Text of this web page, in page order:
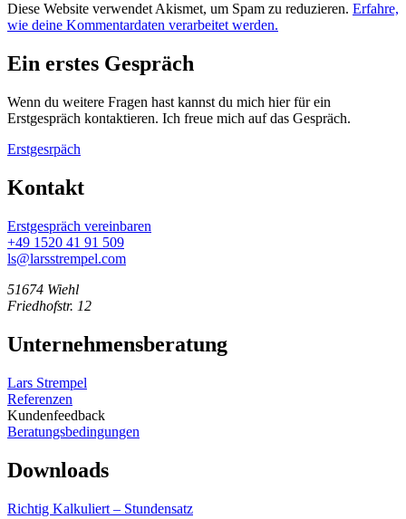
Diese Website verwendet Akismet, um Spam zu reduzieren. Erfahre,
wie deine Kommentardaten verarbeitet werden.
Ein erstes Gespräch
Wenn du weitere Fragen hast kannst du mich hier für ein
Erstgespräch kontaktieren. Ich freue mich auf das Gespräch.
Erstgesrpäch
Kontakt
Erstgespräch vereinbaren
+49 1520 41 91 509
ls@larsstrempel.com
51674 Wiehl
Friedhofstr. 12
Unternehmensberatung
Lars Strempel
Referenzen
Kundenfeedback
Beratungsbedingungen
Downloads
Richtig Kalkuliert – Stundensatz